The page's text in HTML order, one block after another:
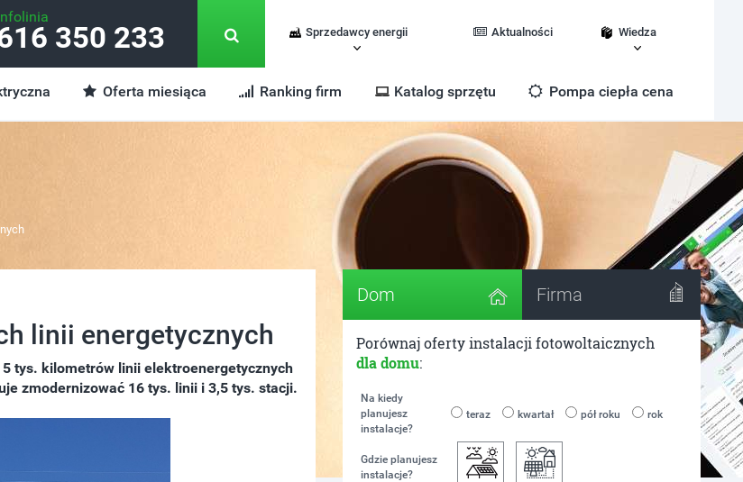
350 233 Sprzedawcy energii Aktualności Wiedza
Oferta miesiąca Ranking firm Katalog sprzętu Pompa ciepła cena
linii energetycznych
tys. kilometrów linii elektroenergetycznych
zmodernizować 16 tys. linii i 3,5 tys. stacji.
Dom Firma
Porównaj oferty instalacji fotowoltaicznych
dla domu:
Na kiedy
planujesz
instalacje?
teraz kwartał pół roku rok
Gdzie planujesz
instalacje?